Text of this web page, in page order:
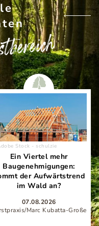
Stock - schulzie
Ein Viertel mehr
Baugenehmigungen:
der Aufwärtstrend
im Wald an?
07.08.2026
Marc Kubatta-Große